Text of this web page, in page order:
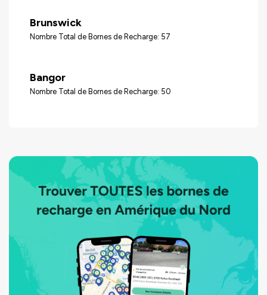
Brunswick
Nombre Total de Bornes de Recharge: 57
Bangor
Nombre Total de Bornes de Recharge: 50